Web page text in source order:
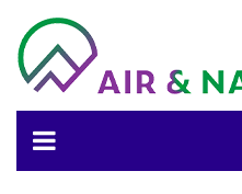
content